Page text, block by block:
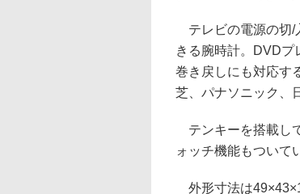
テレビの電源の切/
きる腕時計。DVDプ
巻き戻しにも対応す
芝、パナソニック、
テンキーを搭載し
ォッチ機能もついて
外形寸法は